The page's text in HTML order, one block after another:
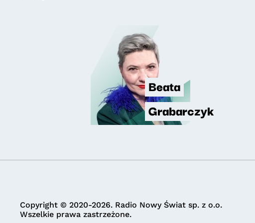
Beata
Grabarczyk
Copyright © 2020-2026. Radio Nowy Świat sp. z o.o.
Wszelkie prawa zastrzeżone.